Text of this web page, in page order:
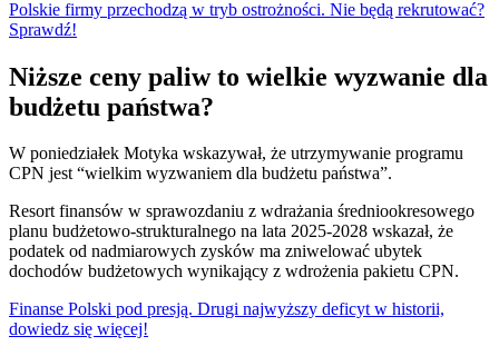
Polskie firmy przechodzą w tryb ostrożności. Nie będą rekrutować?
Sprawdź!
Niższe ceny paliw to wielkie wyzwanie dla
budżetu państwa?
W poniedziałek Motyka wskazywał, że utrzymywanie programu
CPN jest “wielkim wyzwaniem dla budżetu państwa”.
Resort finansów w sprawozdaniu z wdrażania średniookresowego
planu budżetowo-strukturalnego na lata 2025-2028 wskazał, że
podatek od nadmiarowych zysków ma zniwelować ubytek
dochodów budżetowych wynikający z wdrożenia pakietu CPN.
Finanse Polski pod presją. Drugi najwyższy deficyt w historii,
dowiedz się więcej!